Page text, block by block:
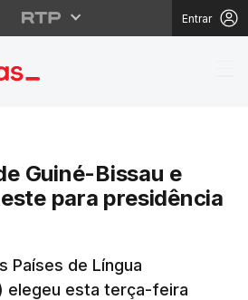
Entrar
Guiné-Bissau e
para presidência
Países de Língua
elegeu esta terça-feira